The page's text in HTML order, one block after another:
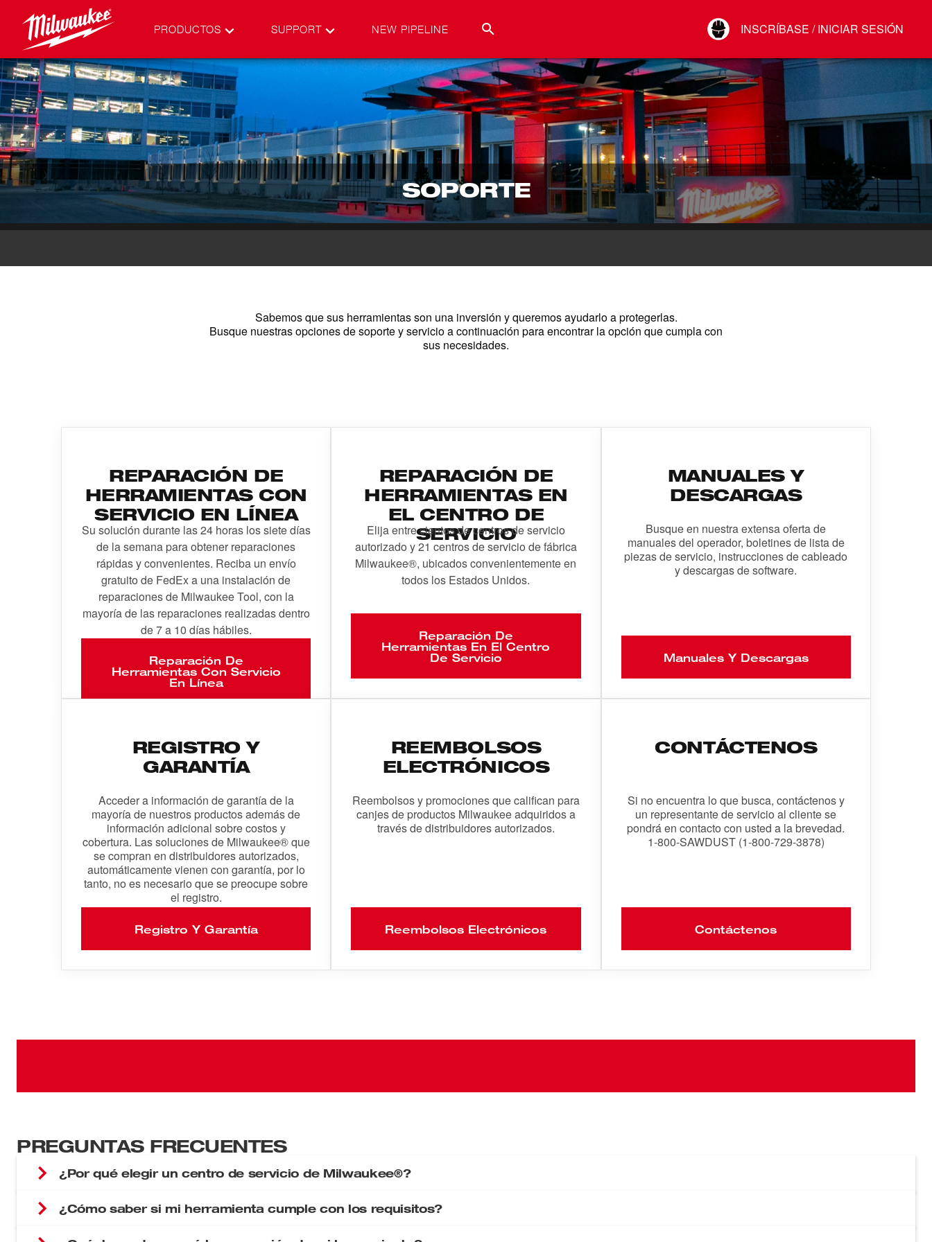
PRODUCTOS SUPPORT NEW PIPELINE INSCRÍBASE / INICIAR SESIÓN
Conectar
SOPORTE
Sabemos que sus herramientas son una inversión y queremos ayudarlo a protegerlas.
Busque nuestras opciones de soporte y servicio a continuación para encontrar la opción que cumpla con
sus necesidades.
REPARACIÓN DE
HERRAMIENTAS CON
SERVICIO EN LÍNEA
Su solución durante las 24 horas los siete días
de la semana para obtener reparaciones
rápidas y convenientes. Reciba un envío
gratuito de FedEx a una instalación de
reparaciones de Milwaukee Tool, con la
mayoría de las reparaciones realizadas dentro
de 7 a 10 días hábiles.
Reparación De
Herramientas Con Servicio
En Línea
REPARACIÓN DE
HERRAMIENTAS EN
EL CENTRO DE
SERVICIO
Elija entre cientos de centros de servicio
autorizado y 21 centros de servicio de fábrica
Milwaukee®, ubicados convenientemente en
todos los Estados Unidos.
Reparación De
Herramientas En El Centro
De Servicio
MANUALES Y
DESCARGAS
Busque en nuestra extensa oferta de
manuales del operador, boletines de lista de
piezas de servicio, instrucciones de cableado
y descargas de software.
Manuales Y Descargas
REGISTRO Y
GARANTÍA
Acceder a información de garantía de la
mayoría de nuestros productos además de
información adicional sobre costos y
cobertura. Las soluciones de Milwaukee® que
se compran en distribuidores autorizados,
automáticamente vienen con garantía, por lo
tanto, no es necesario que se preocupe sobre
el registro.
Registro Y Garantía
REEMBOLSOS
ELECTRÓNICOS
Reembolsos y promociones que califican para
canjes de productos Milwaukee adquiridos a
través de distribuidores autorizados.
Reembolsos Electrónicos
CONTÁCTENOS
Si no encuentra lo que busca, contáctenos y
un representante de servicio al cliente se
pondrá en contacto con usted a la brevedad.
1-800-SAWDUST (1-800-729-3878)
Contáctenos
PREGUNTAS FRECUENTES
¿Por qué elegir un centro de servicio de Milwaukee®?
Tranquilidad.
¿Cómo saber si mi herramienta cumple con los requisitos?